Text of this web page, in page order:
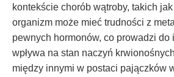
kontekście chorób wątroby, takich
organizm może mieć trudności z
pewnych hormonów, co prowadzi do
wpływa na stan naczyń
między innymi w postaci pajączków